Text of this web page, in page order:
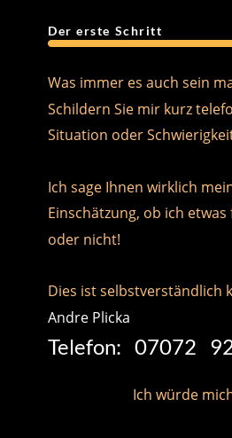
Der erste Schritt
Was immer es auch sein
Schildern Sie mir kurz
Situation oder
Ich sage Ihnen wirklich
Einschätzung, ob ich
oder nicht!
Dies ist selbstverständlich
Andre Plicka
Telefon:   07072
Ich würde